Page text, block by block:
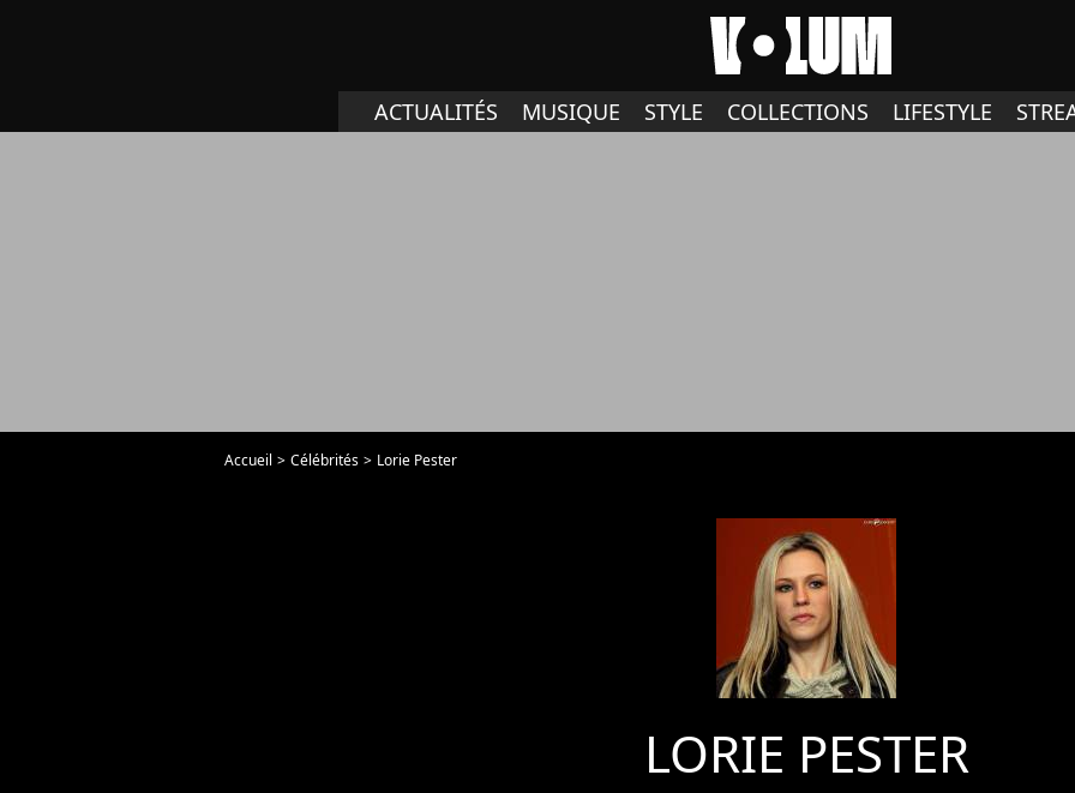
ACTUALITÉS MUSIQUE STYLE COLLECTIONS LIFESTYLE
Accueil Célébrités Lorie Pester
LORIE PESTER